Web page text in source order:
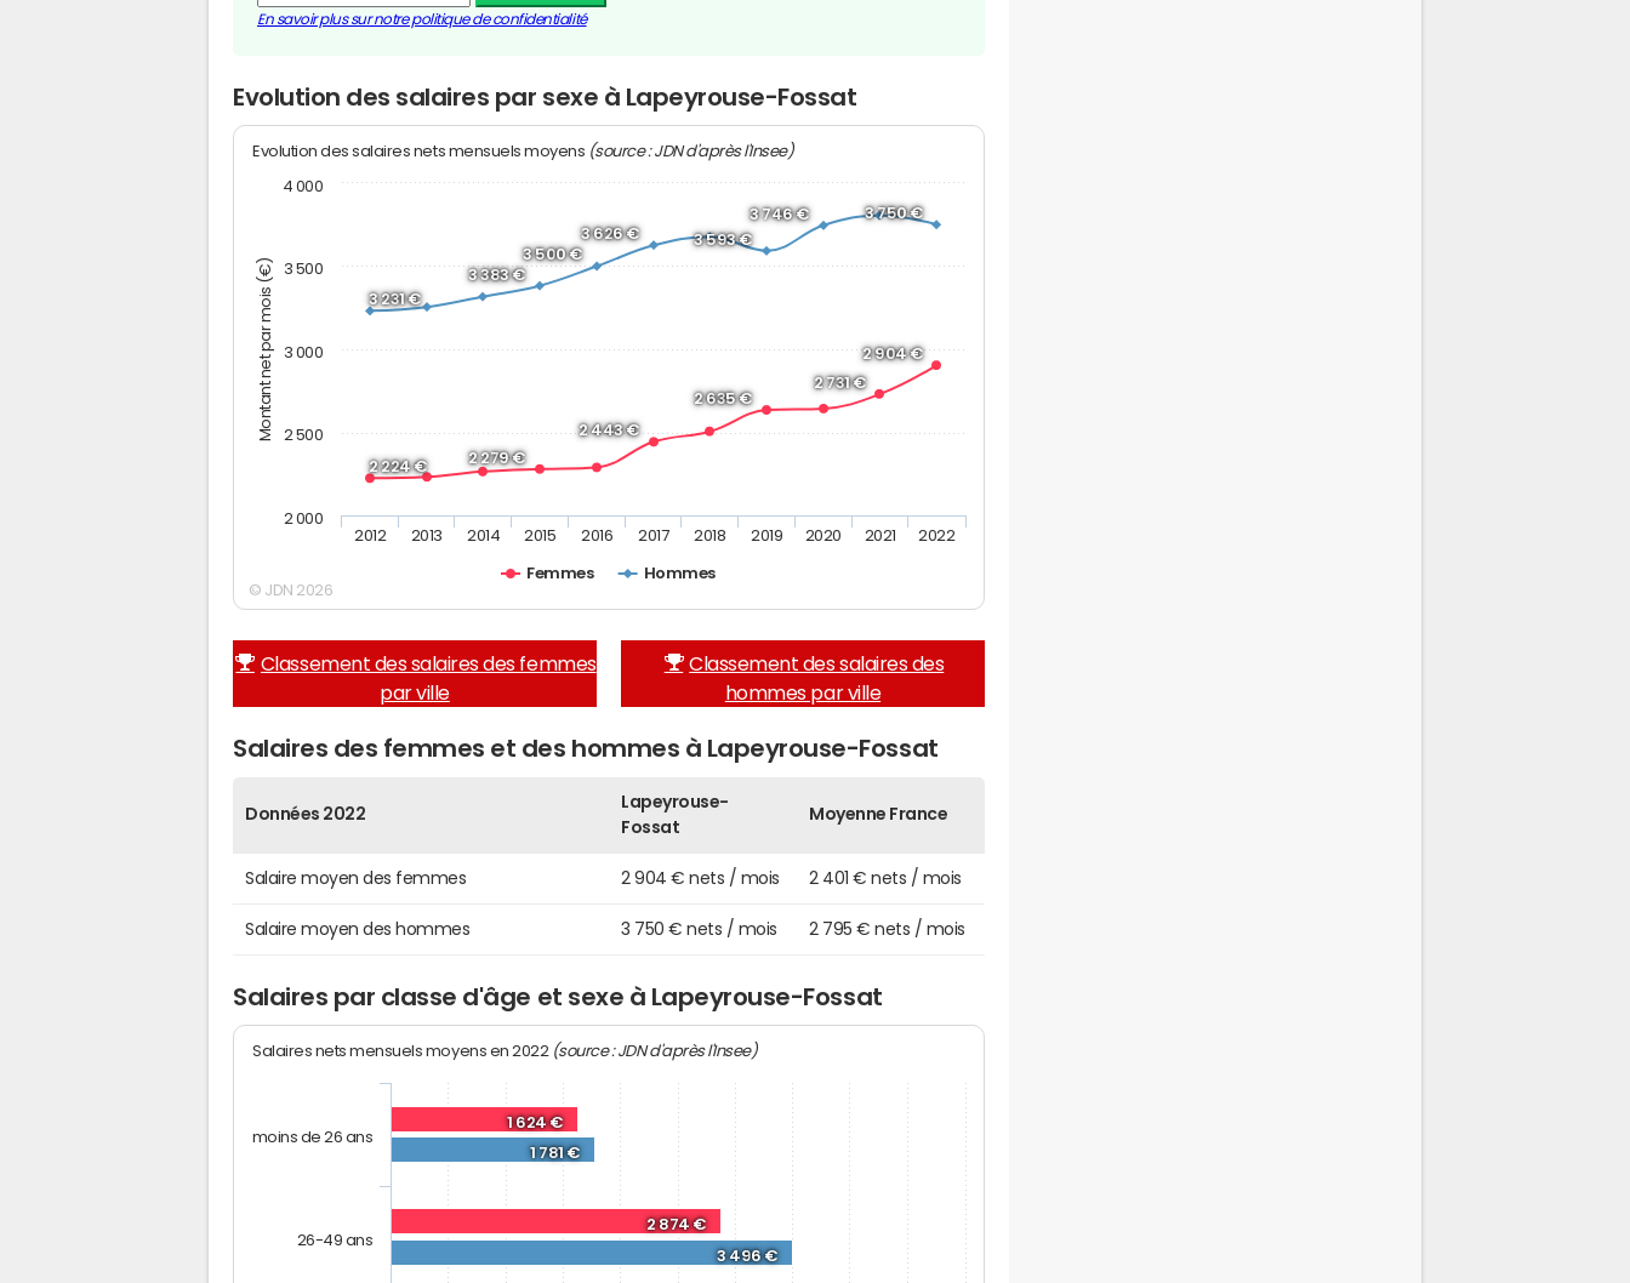
En savoir plus sur notre politique de confidentialité
Evolution des salaires par sexe à Lapeyrouse-Fossat
Montant net par mois (€)
Evolution des salaires nets mensuels moyens (source : JDN d'après l'Insee)
2 224 €
2 279 €
2 443 €
2 635 €
2 731 €
2 904 €
3 231 €
3 383 €
3 500 €
3 626 € 3 593 €
3 746 € 3 750 €
Femmes Hommes
2012 2013 2014 2015 2016 2017 2018 2019 2020 2021 2022
2 000
2 500
3 000
3 500
4 000
© JDN 2026
Classement des salaires des femmes
par ville
Classement des salaires des
hommes par ville
Salaires des femmes et des hommes à Lapeyrouse-Fossat
Données 2022
Lapeyrouse-
Fossat
Moyenne France
Salaire moyen des femmes 2 904 € nets / mois 2 401 € nets / mois
Salaire moyen des hommes 3 750 € nets / mois 2 795 € nets / mois
Salaires par classe d'âge et sexe à Lapeyrouse-Fossat
Salaires nets mensuels moyens en 2022 (source : JDN d'après l'Insee)
1 624 €
2 874 €
1 781 €
3 496 €
moins de 26 ans
26-49 ans